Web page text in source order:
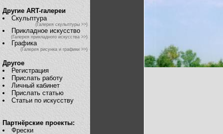
Другие ART-галереи
Скульптура
(Галерея скульптуры >>)
Прикладное искусство
(Галерея прикладного искусства >>)
Графика
(Галерея рисунка и графики >>)
Другое
Регистрация
Прислать работу
Личный кабинет
Прислать статью
Статьи по искусству
Партнёрские проекты:
Фрески